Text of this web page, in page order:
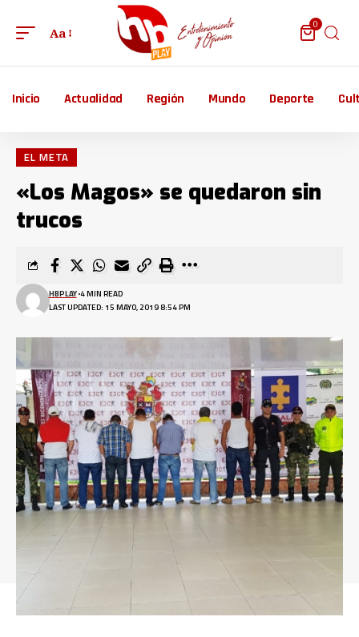
Aa
0
Inicio Actualidad Región Mundo Deporte
EL META
«Los Magos» se quedaron sin
trucos
LAST UPDATED: 15 MAYO, 2019 8:54 PM
HBPLAY 4 MIN READ